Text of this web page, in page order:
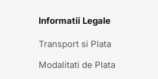
Informatii Legale
Transport si Plata
Modalitati de Plata